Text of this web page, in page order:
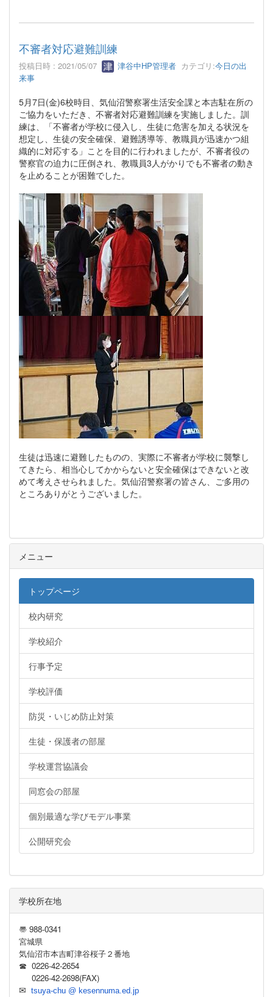
不審者対応避難訓練
投稿日時 : 2021/05/07 津谷中HP管理者 カテゴリ:今日の出
来事
5月7日(金)6校時目、気仙沼警察署生活安全課と本吉駐在所の
ご協力をいただき、不審者対応避難訓練を実施しました。訓
練は、「不審者が学校に侵入し、生徒に危害を加える状況を
想定し、生徒の安全確保、避難誘導等、教職員が迅速かつ組
織的に対応する」ことを目的に行われましたが、不審者役の
警察官の迫力に圧倒され、教職員3人がかりでも不審者の動き
を止めることが困難でした。
生徒は迅速に避難したものの、実際に不審者が学校に襲撃し
てきたら、相当心してかからないと安全確保はできないと改
めて考えさせられました。気仙沼警察署の皆さん、ご多用の
ところありがとうございました。
メニュー
トップページ
校内研究
学校紹介
行事予定
学校評価
防災・いじめ防止対策
生徒・保護者の部屋
学校運営協議会
同窓会の部屋
個別最適な学びモデル事業
公開研究会
学校所在地
〠 988-0341
宮城県
気仙沼市本吉町津谷桜子２番地
☎ 0226-42-2654
0226-42-2698(FAX)
✉ tsuya-chu @ kesennuma.ed.jp